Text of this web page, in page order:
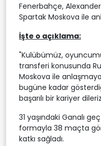
Fenerbahçe,
Spartak Moskova ile
İşte o açıklama:
"Kulübümüz,
transferi konusunda
Moskova ile
bugüne kadar
başarılı bir kariyer
31 yaşındaki Ganalı
formayla 38 maçta
katkı sağladı.